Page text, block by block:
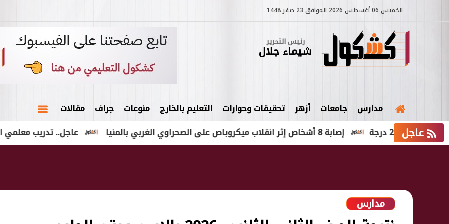
الخميس 06 أغسطس 2026 الموافق 23 صفر 1448
رئيس التحرير
شيماء جلال
مدارس جامعات أزهر تحقيقات وحوارات التعليم بالخارج منوعات جراف مقالات
عاجل عاجل.. تدريب معلمي الدراسات إصابة 8 أشخاص إثر انقلاب ميكروباص على الصحراوي الغربي بالمنيا
مدارس